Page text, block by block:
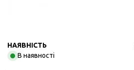
НАЯВНІСТЬ
В наявності